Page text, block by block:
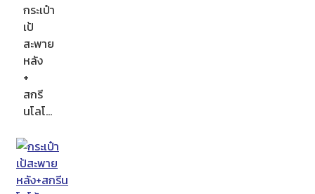
กระเป๋า
เป้
สะพาย
หลัง
+
สกรี
นโลโ…